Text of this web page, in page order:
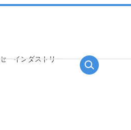
ー インダストリー